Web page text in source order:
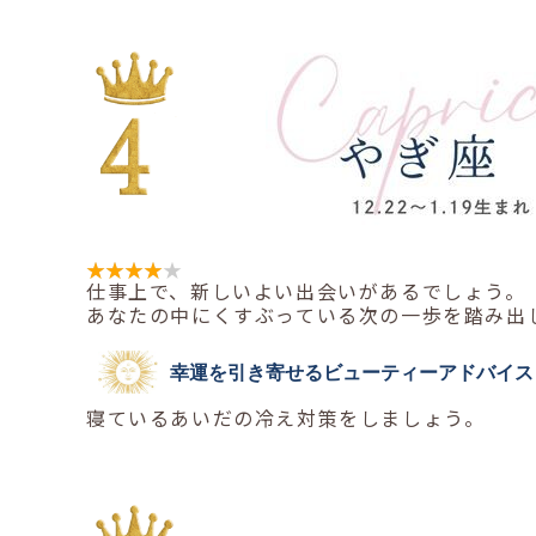
仕事上で、新しいよい出会いがあるでしょう。
あなたの中にくすぶっている次の一歩を踏み出
幸運を引き寄せるビューティーアドバイス
寝ているあいだの冷え対策をしましょう。